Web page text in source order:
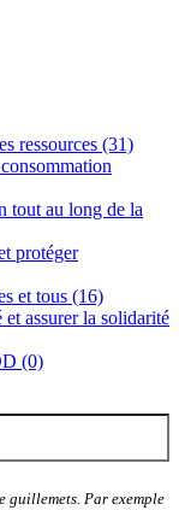
ressources (31)
tout au long de la
protéger
et tous (16)
assurer la solidarité
(0)
guillemets. Par exemple